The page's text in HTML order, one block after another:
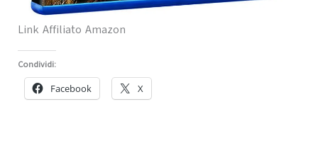
Link Affiliato Amazon
Condividi:
Facebook X